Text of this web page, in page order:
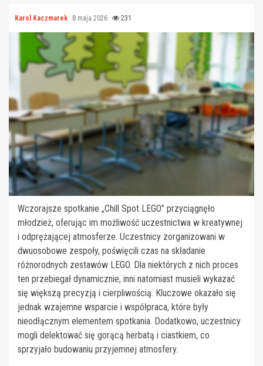
Karol Kaczmarek 8 maja 2026 231
Wczorajsze spotkanie „Chill Spot LEGO” przyciągnęło
młodzież, oferując im możliwość uczestnictwa w kreatywnej
i odprężającej atmosferze. Uczestnicy zorganizowani w
dwuosobowe zespoły, poświęcili czas na składanie
różnorodnych zestawów LEGO. Dla niektórych z nich proces
ten przebiegał dynamicznie, inni natomiast musieli wykazać
się większą precyzją i cierpliwością. Kluczowe okazało się
jednak wzajemne wsparcie i współpraca, które były
nieodłącznym elementem spotkania. Dodatkowo, uczestnicy
mogli delektować się gorącą herbatą i ciastkiem, co
sprzyjało budowaniu przyjemnej atmosfery.